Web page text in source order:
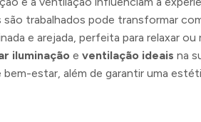
trabalhados pode transformar
e arejada, perfeita para relaxar ou
iluminação e ventilação ideais na
estar, além de garantir uma